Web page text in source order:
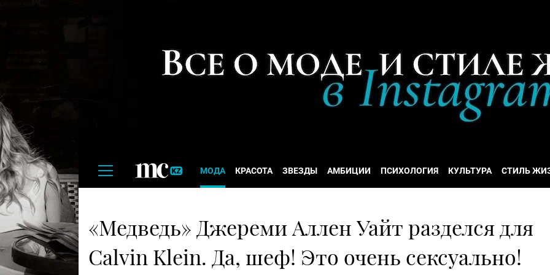
МОДА КРАСОТА ЗВЕЗДЫ АМБИЦИИ ПСИХОЛОГИЯ КУЛЬТУРА СТИЛЬ
«Медведь» Джереми Аллен Уайт разделся для
Calvin Klein. Да, шеф! Это очень сексуально!